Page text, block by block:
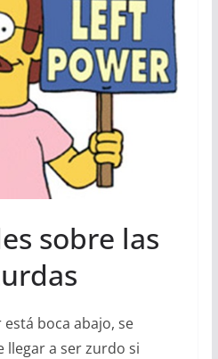
sobre las
boca abajo, se
llegar a ser zurdo si